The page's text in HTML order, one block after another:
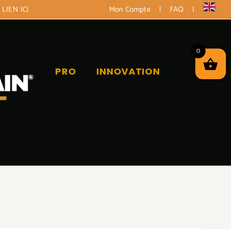
LIEN ICI Mon Compte| FAQ |
PRO INNOVATION
0